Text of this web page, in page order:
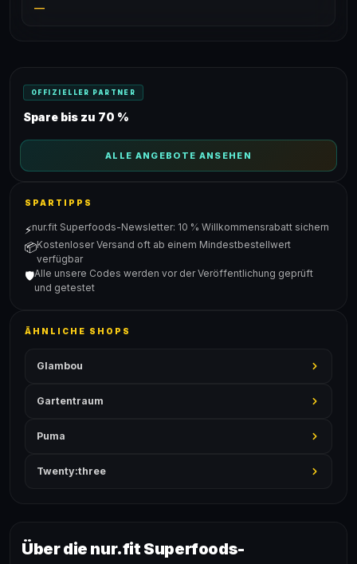
—
OFFIZIELLER PARTNER
Spare bis zu 70 %
ALLE ANGEBOTE ANSEHEN
SPARTIPPS
⚡nur.fit Superfoods-Newsletter: 10 % Willkommensrabatt sichern
📦Kostenloser Versand oft ab einem Mindestbestellwert
verfügbar
🛡️Alle unsere Codes werden vor der Veröffentlichung geprüft
und getestet
ÄHNLICHE SHOPS
Glambou
Gartentraum
Puma
Twenty:three
Über die nur.fit Superfoods-